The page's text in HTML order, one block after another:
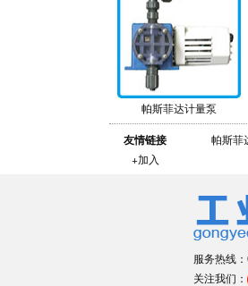
帕斯菲达计量泵
友情链接
+加入
帕斯菲
服务热线
关注我们：